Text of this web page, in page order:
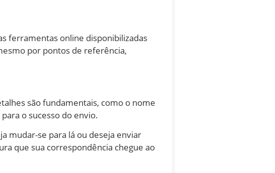
ferramentas online disponibilizadas
por pontos de referência,
são fundamentais, como o nome
o sucesso do envio.
mudar-se para lá ou deseja enviar
que sua correspondência chegue ao